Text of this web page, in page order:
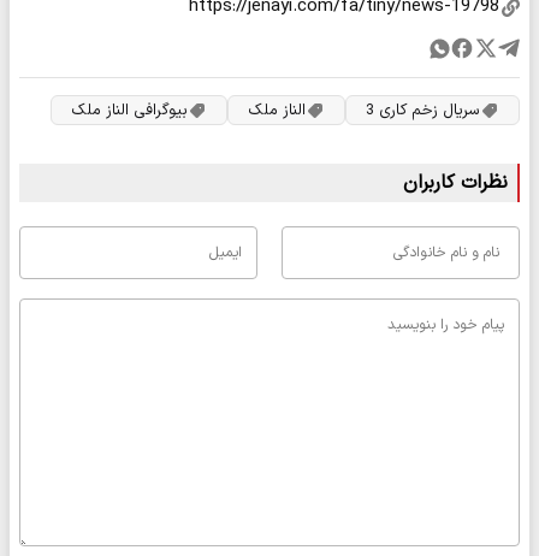
سریال زخم کاری 3 الناز ملک بیوگرافی الناز ملک
نظرات کاربران